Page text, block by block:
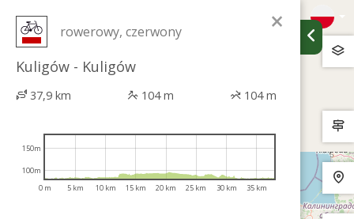
×
rowerowy, czerwony
Kuligów - Kuligów
37,9 km 104 m 104 m
0 m 5 km 10 km 15 km 20 km 25 km 30 km 35 km
100m
150m